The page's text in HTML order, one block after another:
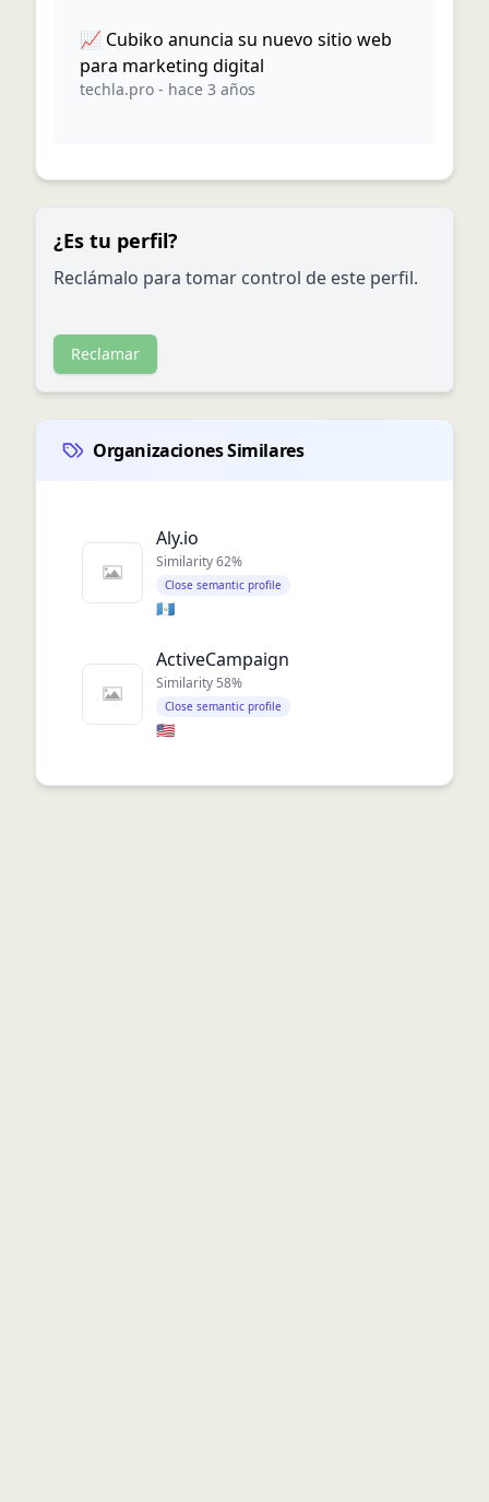
📈 Cubiko anuncia su nuevo sitio web
para marketing digital
techla.pro - hace 3 años
¿Es tu perfil?
Reclámalo para tomar control de este perfil.
Reclamar
Organizaciones Similares
Aly.io
Similarity62%
Close semantic profile
🇬🇹
ActiveCampaign
Similarity 58%
Close semantic profile
🇺🇸